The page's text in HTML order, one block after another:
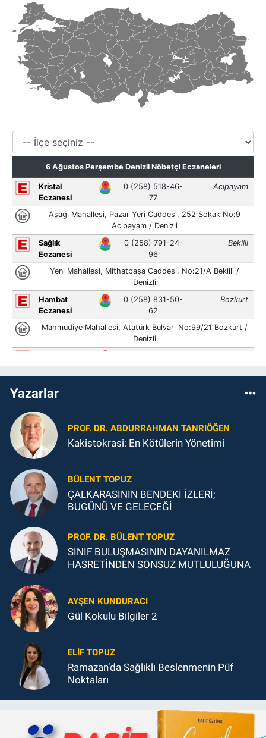
Yazarlar
PROF. DR. ABDURRAHMAN TANRIÖĞEN
Kakistokrasi: En Kötülerin Yönetimi
BÜLENT TOPUZ
ÇALKARASININ BENDEKİ İZLERİ;
BUGÜNÜ VE GELECEĞİ
PROF. DR. BÜLENT TOPUZ
SINIF BULUŞMASININ DAYANILMAZ
HASRETİNDEN SONSUZ MUTLULUĞUNA
AYŞEN KUNDURACI
Gül Kokulu Bilgiler 2
ELIF TOPUZ
Ramazan’da Sağlıklı Beslenmenin Püf
Noktaları